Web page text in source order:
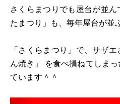
さくらまつりでも屋台が並
たまつり」も、毎年屋台が並
「さくらまつり」で、サザ
ん焼き」 を食べ損ねてしま
ています＾＾